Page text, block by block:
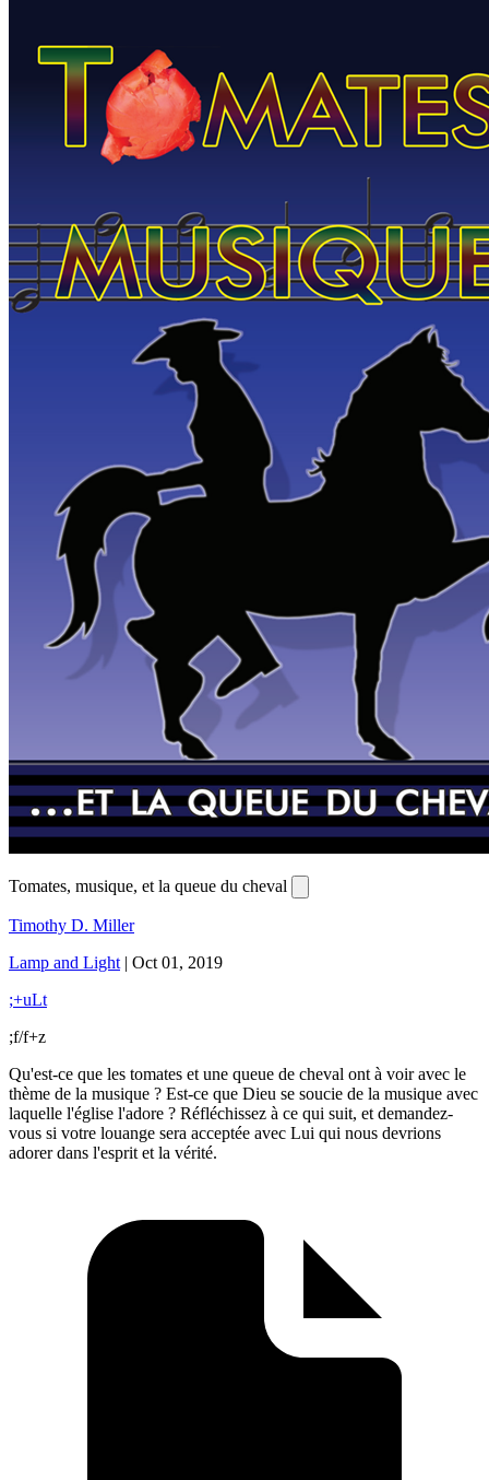
Tomates, musique, et la queue du cheval
Timothy D. Miller
Lamp and Light | Oct 01, 2019
;+uLt
;f/f+z
Qu'est-ce que les tomates et une queue de cheval ont à voir avec le
thème de la musique ? Est-ce que Dieu se soucie de la musique avec
laquelle l'église l'adore ? Réfléchissez à ce qui suit, et demandez-
vous si votre louange sera acceptée avec Lui qui nous devrions
adorer dans l'esprit et la vérité.